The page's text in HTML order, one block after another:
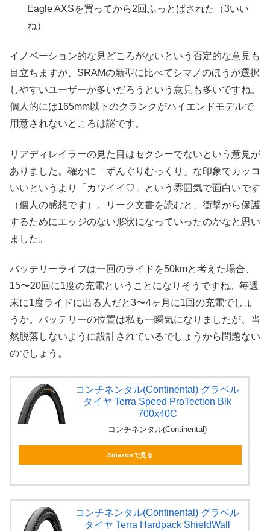
Eagle AXSを買ってから2回ふっとばされた（3いい
ね）
イノベーション的な見どころがないという否定的な意見も
目立ちますが、SRAMの新型に比べてシマノのほうが選択
しやすいユーザーが多いだろうという意見も多いですね。
個人的には165mm以下のクランクがハイエンドモデルで
用意されないところは謎です。
リアディレイラーの見た目はセクシーでないという意見が
ありました。確かに「ずんぐりむっくり」な印象でカッコ
いいというより「カワイイ♡」という雰囲気で面白いです
（個人の感想です）。リーク文書を読むと、衝撃から保護
するためにエッジのない形状になっていったのかなと思い
ました。
バッテリーライフは一回のライドを50kmと考えた場合、
15〜20回に1度の充電ということになりそうですね。毎週
末に1度ライドに出る人だと3〜4ヶ月に1回の充電でしょ
うか。バッテリーの位置は私も一瞬気になりましたが、当
然脱落しないように設計されているでしょうから問題ない
のでしょう。
コンチネンタル(Continental) グラベル
タイヤ Terra Speed ProTection Blk
700x40C
コンチネンタル(Continental)
Amazonで見る
コンチネンタル(Continental) グラベル
タイヤ Terra Hardpack ShieldWall